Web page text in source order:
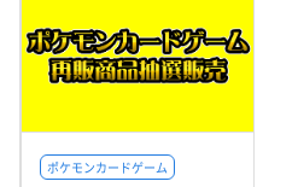
ポケモンカードゲーム